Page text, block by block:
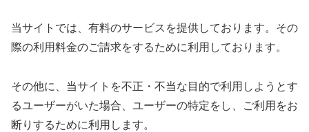
当サイトでは、有料のサービスを提供しております。その
際の利用料金のご請求をするために利用しております。
その他に、当サイトを不正・不当な目的で利用しようとす
るユーザーがいた場合、ユーザーの特定をし、ご利用をお
断りするために利用します。